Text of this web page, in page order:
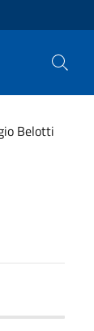
Belotti